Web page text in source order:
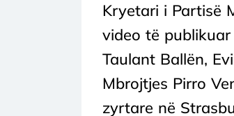
Kryetari i Partisë
video të
Taulant Ballën,
Mbrojtjes Pirro
zyrtare në